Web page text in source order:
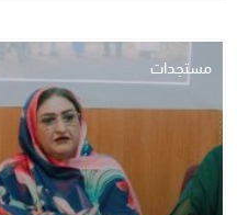
مستجدات